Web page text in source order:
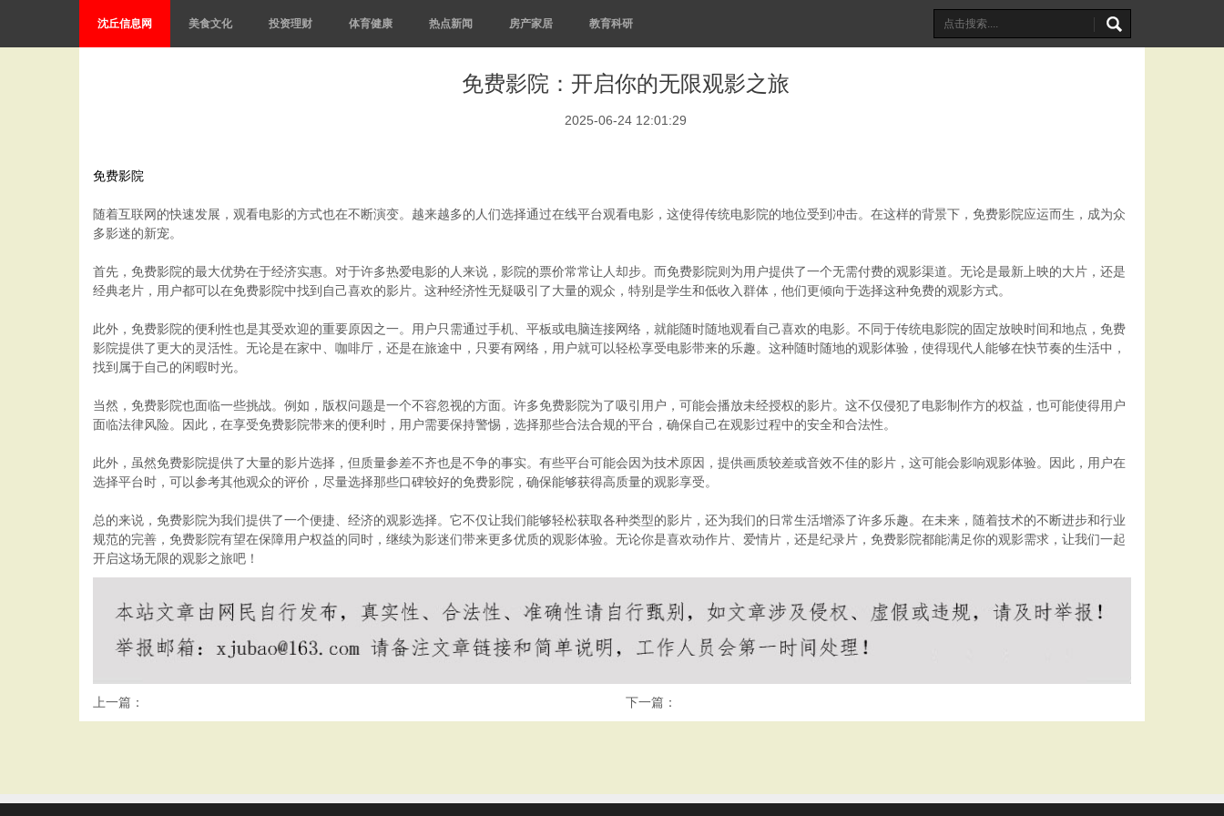
沈丘信息网 美食文化 投资理财 体育健康 热点新闻 房产家居 教育科研
免费影院：开启你的无限观影之旅
2025-06-24 12:01:29
免费影院
随着互联网的快速发展，观看电影的方式也在不断演变。越来越多的人们选择通过在线平台观看电影，这使得传统电影院的地位受到冲击。在这样的背景下，免费影院应运而生，成为众
多影迷的新宠。
首先，免费影院的最大优势在于经济实惠。对于许多热爱电影的人来说，影院的票价常常让人却步。而免费影院则为用户提供了一个无需付费的观影渠道。无论是最新上映的大片，还是
经典老片，用户都可以在免费影院中找到自己喜欢的影片。这种经济性无疑吸引了大量的观众，特别是学生和低收入群体，他们更倾向于选择这种免费的观影方式。
此外，免费影院的便利性也是其受欢迎的重要原因之一。用户只需通过手机、平板或电脑连接网络，就能随时随地观看自己喜欢的电影。不同于传统电影院的固定放映时间和地点，免费
影院提供了更大的灵活性。无论是在家中、咖啡厅，还是在旅途中，只要有网络，用户就可以轻松享受电影带来的乐趣。这种随时随地的观影体验，使得现代人能够在快节奏的生活中，
找到属于自己的闲暇时光。
当然，免费影院也面临一些挑战。例如，版权问题是一个不容忽视的方面。许多免费影院为了吸引用户，可能会播放未经授权的影片。这不仅侵犯了电影制作方的权益，也可能使得用户
面临法律风险。因此，在享受免费影院带来的便利时，用户需要保持警惕，选择那些合法合规的平台，确保自己在观影过程中的安全和合法性。
此外，虽然免费影院提供了大量的影片选择，但质量参差不齐也是不争的事实。有些平台可能会因为技术原因，提供画质较差或音效不佳的影片，这可能会影响观影体验。因此，用户在
选择平台时，可以参考其他观众的评价，尽量选择那些口碑较好的免费影院，确保能够获得高质量的观影享受。
总的来说，免费影院为我们提供了一个便捷、经济的观影选择。它不仅让我们能够轻松获取各种类型的影片，还为我们的日常生活增添了许多乐趣。在未来，随着技术的不断进步和行业
规范的完善，免费影院有望在保障用户权益的同时，继续为影迷们带来更多优质的观影体验。无论你是喜欢动作片、爱情片，还是纪录片，免费影院都能满足你的观影需求，让我们一起
开启这场无限的观影之旅吧！
上一篇： 下一篇：